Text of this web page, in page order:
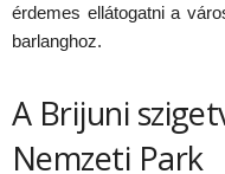
érdemes ellátogatni a
barlanghoz.
A Brijuni
Nemzeti Park